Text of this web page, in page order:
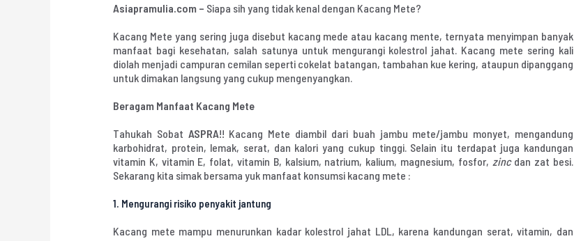
Asiapramulia.com – Siapa sih yang tidak kenal dengan Kacang Mete?
Kacang Mete yang sering juga disebut kacang mede atau kacang mente, ternyata menyimpan banyak
manfaat bagi kesehatan, salah satunya untuk mengurangi kolestrol jahat. Kacang mete sering kali
diolah menjadi campuran cemilan seperti cokelat batangan, tambahan kue kering, ataupun dipanggang
untuk dimakan langsung yang cukup mengenyangkan.
Beragam Manfaat Kacang Mete
Tahukah Sobat ASPRA!! Kacang Mete diambil dari buah jambu mete/jambu monyet, mengandung
karbohidrat, protein, lemak, serat, dan kalori yang cukup tinggi. Selain itu terdapat juga kandungan
vitamin K, vitamin E, folat, vitamin B, kalsium, natrium, kalium, magnesium, fosfor, zincdan zat besi.
Sekarang kita simak bersama yuk manfaat konsumsi kacang mete :
1. Mengurangi risiko penyakit jantung
Kacang mete mampu menurunkan kadar kolestrol jahat LDL, karena kandungan serat, vitamin, dan